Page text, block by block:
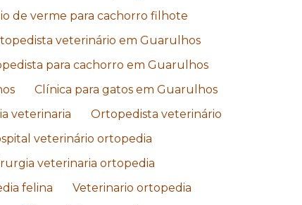
de verme para cachorro filhote
veterinário em Guarulhos
para cachorro em Guarulhos
Clínica para gatos em Guarulhos
veterinaria
Ortopedista veterinário
veterinário ortopedia
veterinaria ortopedia
felina
Veterinario ortopedia